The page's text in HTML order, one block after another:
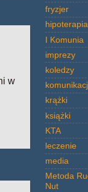
w
fryzjer
hipoterapia
I Komunia
imprezy
koledzy
krążki
książki
KTA
leczenie
media
Metoda
Nut